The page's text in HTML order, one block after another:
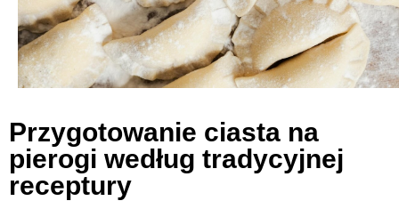
Przygotowanie ciasta na
pierogi według tradycyjnej
receptury